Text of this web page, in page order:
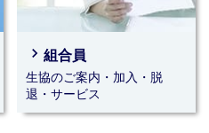
ト☆★☆
売しました。
ちください。
月18日(金)｜千里山キャンパス
navigate_next 組合員
生協のご案内・加入・脱
退・サービス